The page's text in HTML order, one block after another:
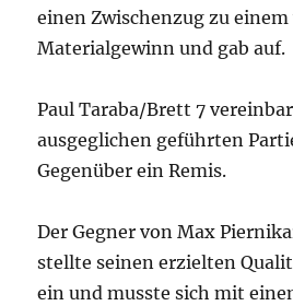
einen Zwischenzug zu
Materialgewinn und gab auf.
Paul Taraba/Brett 7
ausgeglichen geführten
Gegenüber ein Remis.
Der Gegner von Max
stellte seinen erzielten
ein und musste sich mit